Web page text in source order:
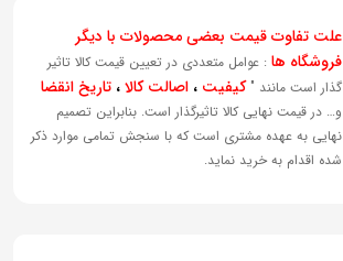
علت تفاوت قیمت بعضی محصولات با دیگر
فروشگاه ها : عوامل متعددی در تعیین قیمت کالا تاثیر
گذار است مانند "کیفیت ، اصالت کالا، تاریخ انقضا
و… در قیمت نهایی کالا تاثیرگذار است. بنابراین تصمیم
نهایی به عهده مشتری است که با سنجش تمامی موارد ذکر
شده اقدام به خرید نماید.